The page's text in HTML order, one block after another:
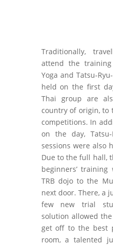
Traditionally,
attend the training
Yoga and Tatsu-
held on the first
Thai group are
country of origin, to
competitions. In
on the day, Tatsu-
sessions were also
Due to the full hall,
beginners’
TRB dojo to the
next door. There, a
few new trial
solution allowed
get off to the best
room, a talented